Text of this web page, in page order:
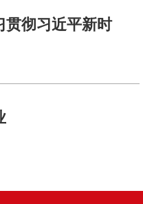
彻习近平新时